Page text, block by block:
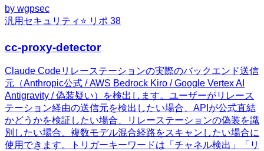
by wgpsec
汎用 セキュリティ ⭐ リポ 38
cc-proxy-detector
Claude Codeリレーステーションの実際のバックエンド送信
元（Anthropic公式 / AWS Bedrock Kiro / Google Vertex AI
Antigravity / 偽装疑い）を検出します。ユーザーがリレース
テーション経由の送信元を検出したい場合、APIが公式直結
かどうかを検証したい場合、リレーステーションの偽装を識
別したい場合、複数モデル混合経路をスキャンしたい場合に
使用できます。トリガーキーワードは「チャネル検出」「リ